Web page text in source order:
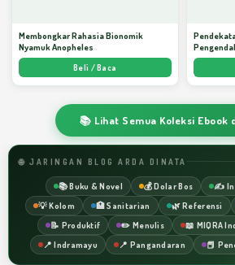
Membongkar Rahasia Bionomik
Nyamuk Anopheles
Beli / Baca
📚 Lihat Semua Koleksi Ebook
🌐 JARINGAN BLOG ARDA DINATA
📚 Buku & Novel 💰 Dolar Bos ✍️
💡 Kolom
🏥 Sanitarian 🌿 Referensi
📝 Produktif
✏️ Menulis 📖 MIQRA
📍 Indramayu
📍 Pangandaran 📕